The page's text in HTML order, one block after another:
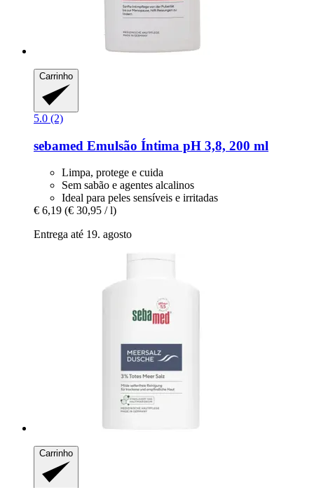
Carrinho
5.0 (2)
sebamed Emulsão Íntima pH 3,8, 200 ml
Limpa, protege e cuida
Sem sabão e agentes alcalinos
Ideal para peles sensíveis e irritadas
€ 6,19 (€ 30,95 / l)
Entrega até 19. agosto
Carrinho